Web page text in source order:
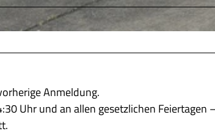
Anmeldung.
Uhr und an allen gesetzlichen Feiertagen